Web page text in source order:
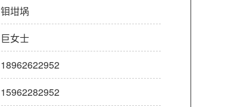
钼坩埚
巨女士
18962622952
15962282952